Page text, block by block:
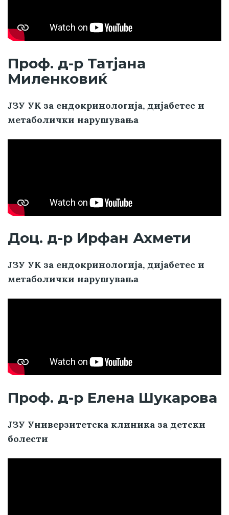
Проф. д-р Татјана
Миленковиќ
ЈЗУ УК за ендокринологија, дијабетес и
метаболички нарушувања
Доц. д-р Ирфан Ахмети
ЈЗУ УК за ендокринологија, дијабетес и
метаболички нарушувања
Проф. д-р Елена Шукарова
ЈЗУ Универзитетска клиника за детски
болести